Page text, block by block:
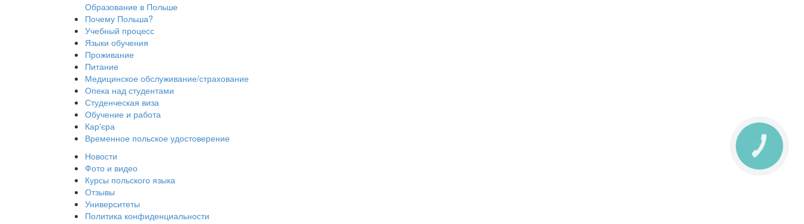
Образование в Польше
Почему Польша?
Учебный процесс
Языки обучения
Проживание
Питание
Медицинское обслуживание/страхование
Опека над студентами
Студенческая виза
Обучение и работа
Кар'єра
Временное польское удостоверение
Новости
Фото и видео
Курсы польского языка
Отзывы
Университеты
Политика конфиденциальности
КНОПКА
ЗВ'ЯЗКУ